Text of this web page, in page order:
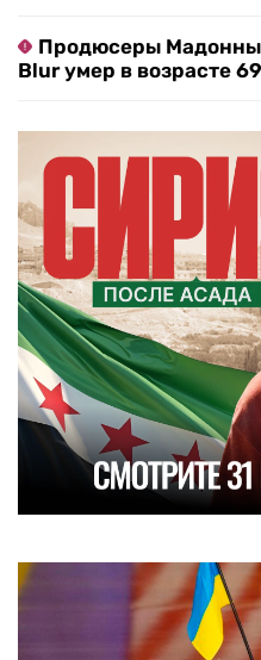
Продюсеры
Blur умер в возрасте